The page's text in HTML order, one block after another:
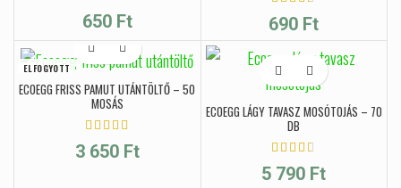
650 Ft 690 Ft
ELFOGYOTT
ECOEGG FRISS PAMUT UTÁNTÖLTŐ – 50
MOSÁS
3 650 Ft
ECOEGG LÁGY TAVASZ MOSÓTOJÁS – 70
DB
5 790 Ft